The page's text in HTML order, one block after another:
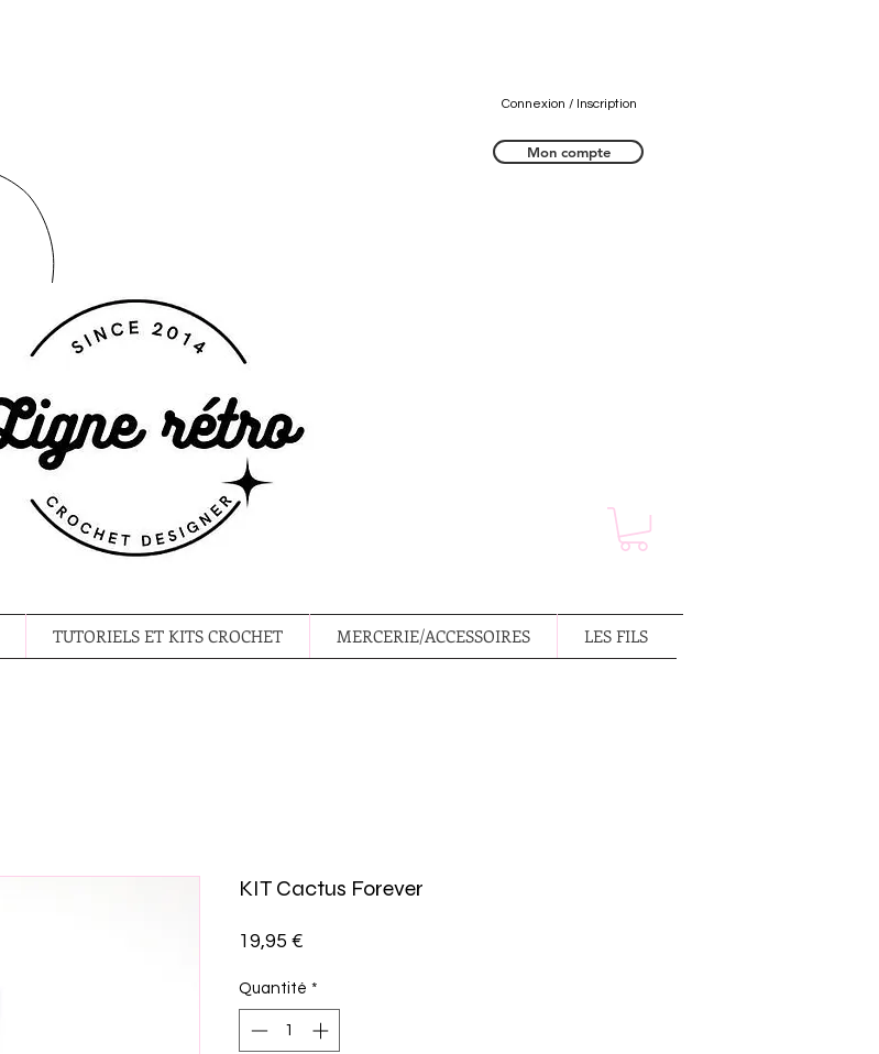
Connexion / Inscription
Mon compte
TUTORIELS ET KITS CROCHET MERCERIE/ACCESSOIRES LES FILS
KIT Cactus Forever
19,95 €
Quantité *